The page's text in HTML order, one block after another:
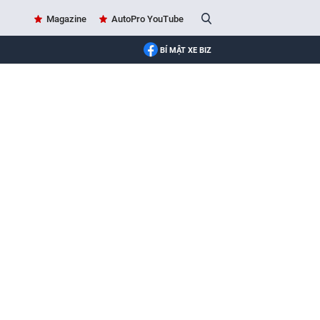
Magazine AutoPro YouTube
BÍ MẬT XE BIZ